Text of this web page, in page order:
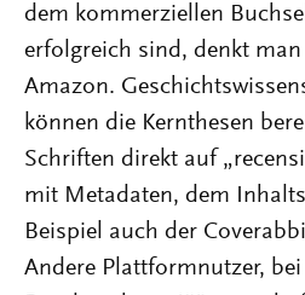
dem kommerziellen
erfolgreich sind, denkt man
Amazon.
können die Kernthesen
Schriften direkt auf
mit Metadaten, dem
Beispiel auch der
Andere Plattformnutzer,